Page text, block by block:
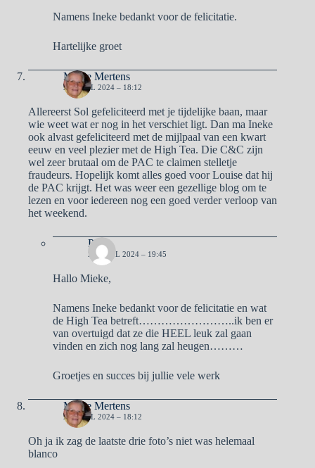
Namens Ineke bedankt voor de felicitatie.
Hartelijke groet
Mieke Mertens
27 APRIL 2024 – 18:12
Allereerst Sol gefeliciteerd met je tijdelijke baan, maar
wie weet wat er nog in het verschiet ligt. Dan ma Ineke
ook alvast gefeliciteerd met de mijlpaal van een kwart
eeuw en veel plezier met de High Tea. Die C&C zijn
wel zeer brutaal om de PAC te claimen stelletje
fraudeurs. Hopelijk komt alles goed voor Louise dat hij
de PAC krijgt. Het was weer een gezellige blog om te
lezen en voor iedereen nog een goed verder verloop van
het weekend.
Pa
27 APRIL 2024 – 19:45
Hallo Mieke,
Namens Ineke bedankt voor de felicitatie en wat
de High Tea betreft……………………..ik ben er
van overtuigd dat ze die HEEL leuk zal gaan
vinden en zich nog lang zal heugen………
Groetjes en succes bij jullie vele werk
Mieke Mertens
27 APRIL 2024 – 18:12
Oh ja ik zag de laatste drie foto’s niet was helemaal
blanco